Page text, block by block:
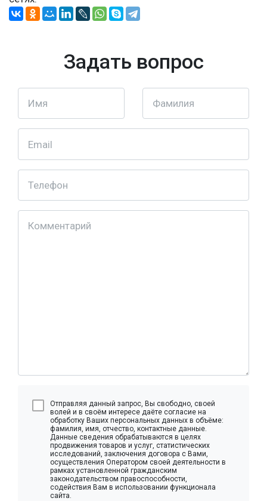
Задать вопрос
Отправляя данный запрос, Вы свободно, своей
волей и в своём интересе даёте согласие на
обработку Ваших персональных данных в объёме:
фамилия, имя, отчество, контактные данные.
Данные сведения обрабатываются в целях
продвижения товаров и услуг, статистических
исследований, заключения договора с Вами,
осуществления Оператором своей деятельности в
рамках установленной гражданским
законодательством правоспособности,
содействия Вам в использовании функционала
сайта.